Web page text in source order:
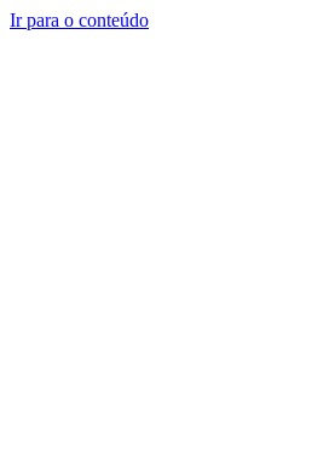
Ir para o conteúdo